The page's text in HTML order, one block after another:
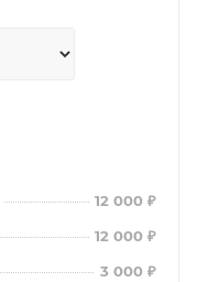
12 000 ₽
12 000 ₽
3 000 ₽